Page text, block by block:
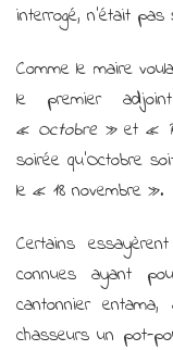
interrogé, n’était
Comme le maire
le premier
« Octobre » et «
soirée qu’Octobre
le « 18 novembre ».
Certains
connues ayant
cantonnier
chasseurs un pot-